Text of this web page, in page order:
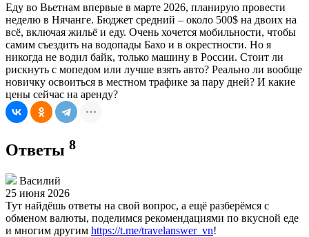
Еду во Вьетнам впервые в марте 2026, планирую провести
неделю в Нячанге. Бюджет средний – около 500$ на двоих на
всё, включая жильё и еду. Очень хочется мобильности, чтобы
самим съездить на водопады Бахо и в окрестности. Но я
никогда не водил байк, только машину в России. Стоит ли
рискнуть с мопедом или лучше взять авто? Реально ли вообще
новичку освоиться в местном трафике за пару дней? И какие
цены сейчас на аренду?
Ответы 8
Василий
25 июня 2026
Тут найдёшь ответы на свой вопрос, а ещё разберёмся с
обменом валюты, поделимся рекомендациями по вкусной еде
и многим другим https://t.me/travelanswer_vn!